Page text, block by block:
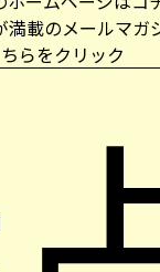
満載のメールマガ
ちらをクリック